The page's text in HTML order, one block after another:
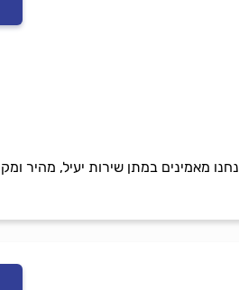
מאמינים במתן שירות יעיל, מהיר